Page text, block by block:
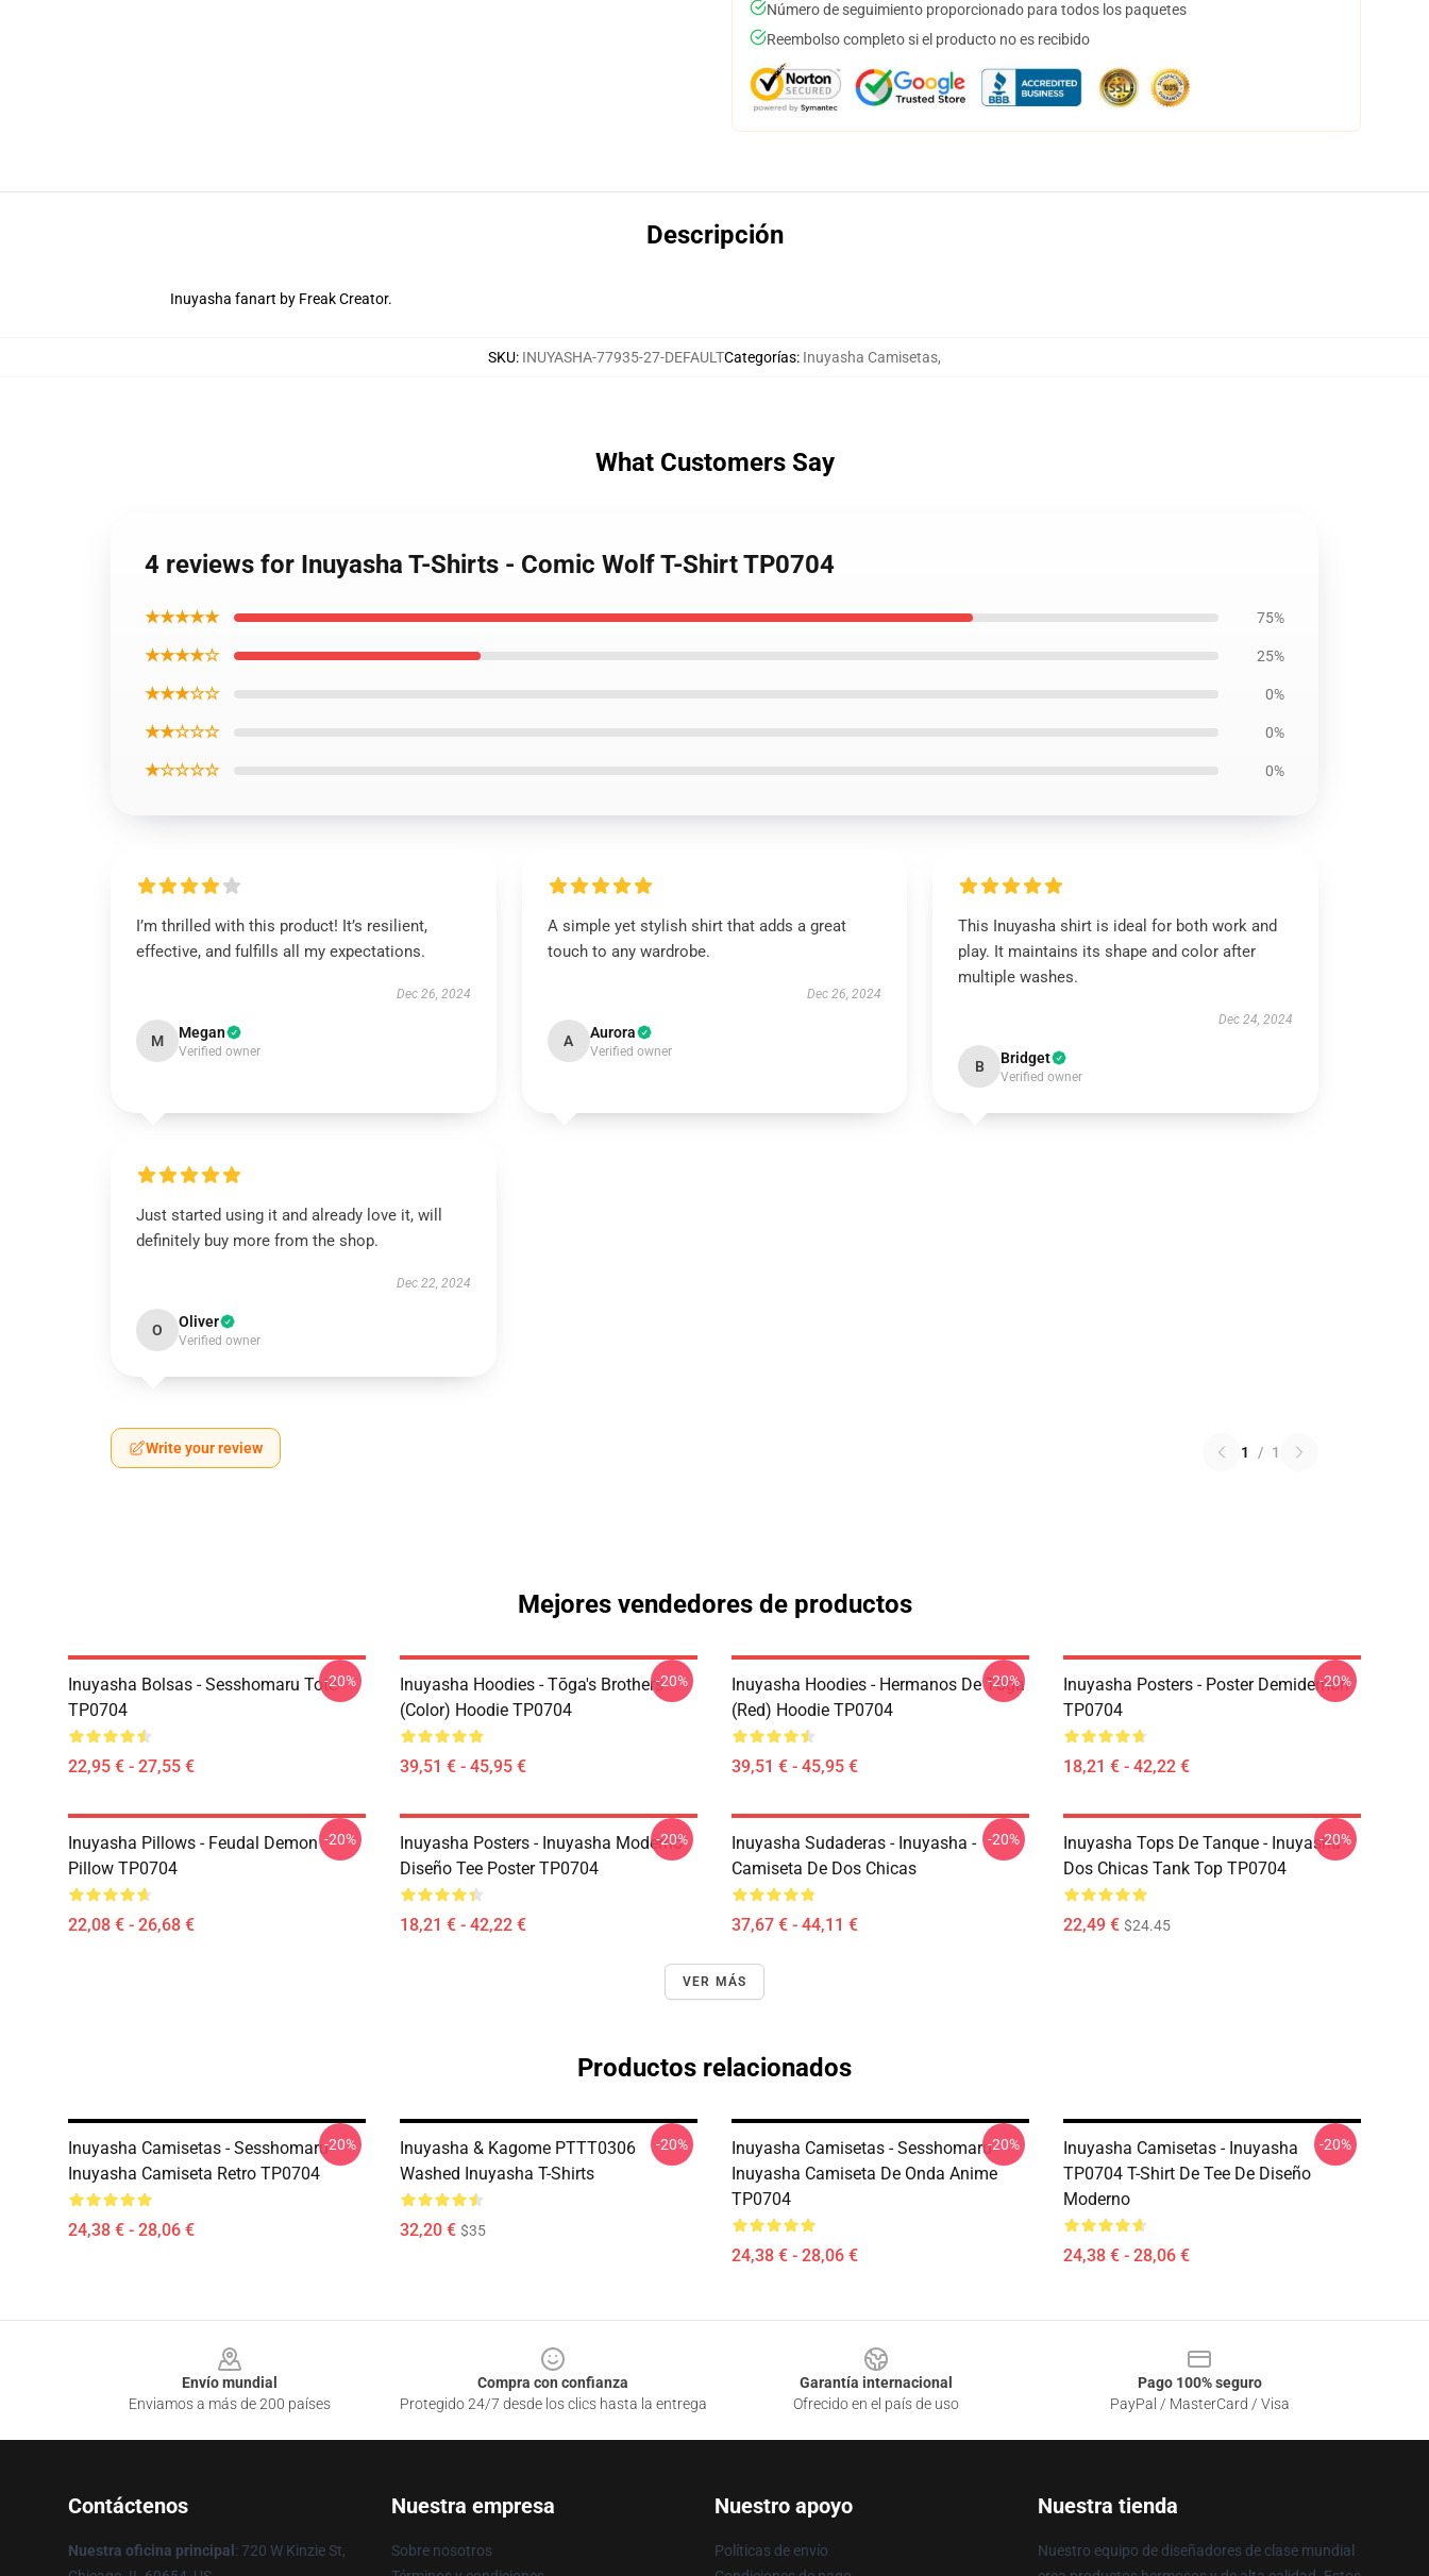
Número de seguimiento proporcionado para todos los paquetes
Reembolso completo si el producto no es recibido
Descripción
Inuyasha fanart by Freak Creator.
SKU: INUYASHA-77935-27-DEFAULTCategorías: Inuyasha Camisetas,
What Customers Say
4 reviews for Inuyasha T-Shirts - Comic Wolf T-Shirt TP0704
★★★★★ 75%
★★★★☆ 25%
★★★☆☆ 0%
★★☆☆☆ 0%
★☆☆☆☆ 0%
I’m thrilled with this product! It’s resilient,
effective, and fulfills all my expectations.
Dec 26, 2024
M Megan
Verified owner
A simple yet stylish shirt that adds a great
touch to any wardrobe.
Dec 26, 2024
A Aurora
Verified owner
This Inuyasha shirt is ideal for both work and
play. It maintains its shape and color after
multiple washes.
Dec 24, 2024
B Bridget
Verified owner
Just started using it and already love it, will
definitely buy more from the shop.
Dec 22, 2024
O Oliver
Verified owner
Write your review 1 / 1
Mejores vendedores de productos
Inuyasha Bolsas - Sesshomaru Tote
TP0704
22,95 € - 27,55 €
-20%
Inuyasha Hoodies - Tōga's Brothers
(color) Hoodie TP0704
39,51 € - 45,95 €
-20%
Inuyasha Hoodies - Hermanos De Tōga
(red) Hoodie TP0704
39,51 € - 45,95 €
-20%
Inuyasha Posters - Poster Demidemon
TP0704
18,21 € - 42,22 €
-20%
Inuyasha Pillows - Feudal Demon
Pillow TP0704
22,08 € - 26,68 €
-20%
Inuyasha Posters - Inuyasha Moderno
Diseño Tee Poster TP0704
18,21 € - 42,22 €
-20%
Inuyasha Sudaderas - Inuyasha -
Camiseta De Dos Chicas
37,67 € - 44,11 €
-20%
Inuyasha Tops De Tanque - Inuyasha -
Dos Chicas Tank Top TP0704
22,49 € $24.45
-20%
VER MÁS
Productos relacionados
Inuyasha Camisetas - Sesshomaru -
Inuyasha Camiseta Retro TP0704
24,38 € - 28,06 €
-20%
Inuyasha & Kagome PTTT0306
Washed Inuyasha T-Shirts
32,20 € $35
-20%
Inuyasha Camisetas - Sesshomaru
Inuyasha Camiseta De Onda Anime
TP0704
24,38 € - 28,06 €
-20%
Inuyasha Camisetas - Inuyasha
TP0704 T-Shirt De Tee De Diseño
Moderno
24,38 € - 28,06 €
-20%
Envío mundial
Enviamos a más de 200 países
Compra con confianza
Protegido 24/7 desde los clics hasta la entrega
Garantía internacional
Ofrecido en el país de uso
Pago 100% seguro
PayPal / MasterCard / Visa
Contáctenos
Nuestra oficina principal : 720 W Kinzie St,
Nuestra empresa
Sobre nosotros
Nuestro apoyo
Políticas de envío
Nuestra tienda
Nuestro equipo de diseñadores de clase mundial